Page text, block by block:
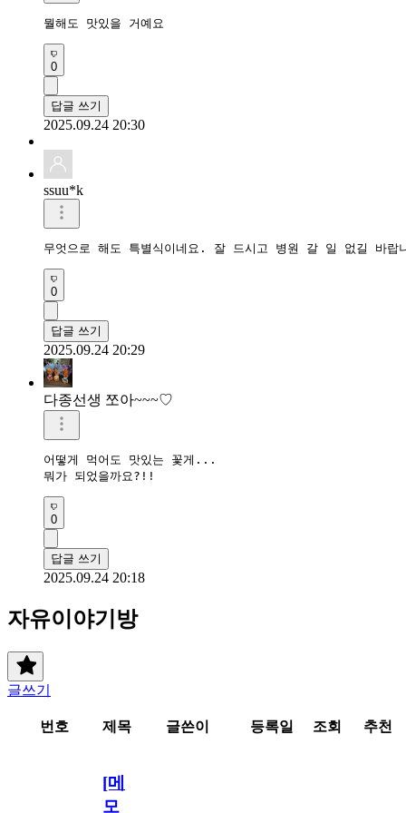
뭘해도 맛있을 거예요
0
답글 쓰기
2025.09.24 20:30
ssuu*k
무엇으로 해도 특별식이네요. 잘 드시고 병원 갈 일 없길 바랍
0
답글 쓰기
2025.09.24 20:29
다종선생 쪼아~~~♡
어떻게 먹어도 맛있는 꽃게...
뭐가 되었을까요?!!
0
답글 쓰기
2025.09.24 20:18
자유이야기방
글쓰기
번호 제목 글쓴이 등록일 조회 추천
[메
모